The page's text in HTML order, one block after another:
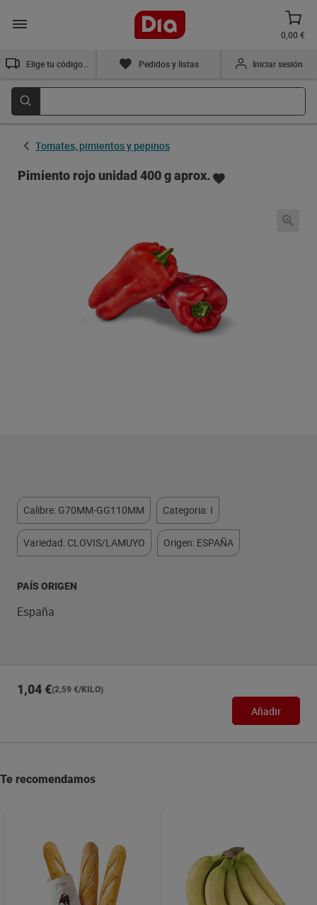
0,00 €
Pedidos y listas Iniciar sesión
Tomates, pimientos y pepinos
Pimiento rojo unidad 400 g aprox.
Calibre: G70MM-GG110MM Categoria: I
Variedad: CLOVIS/LAMUYO Origen: ESPAÑA
PAÍS ORIGEN
España
1,04 €(2,59 €/KILO)
Añadir
Te recomendamos